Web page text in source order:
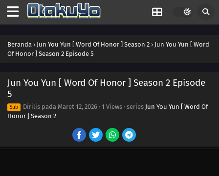
Beranda › Jun You Yun [ Word Of Honor ] Season 2 › Jun You Yun [ Word
Of Honor ] Season 2 Episode 5
Jun You Yun [ Word Of Honor ] Season 2 Episode
5
Sub Dirilis pada Maret 12, 2026 · 1 Views · series Jun You Yun [ Word Of
Honor ] Season 2